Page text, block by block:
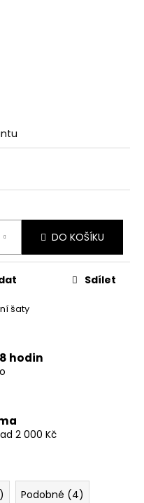
DO KOŠÍKU
šaty
Sdílet
hodin
2 000 Kč
Podobné (4)